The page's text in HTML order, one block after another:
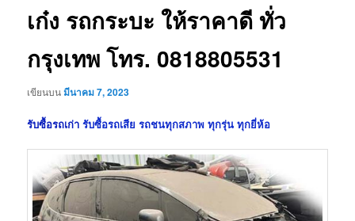
เก๋ง รถกระบะ ให้ราคาดี ทั่ว
กรุงเทพ โทร. 0818805531
เขียนบนมีนาคม 7, 2023
รับซื้อรถเก่า รับซื้อรถเสีย รถชนทุกสภาพ ทุกรุ่น ทุกยี่ห้อ